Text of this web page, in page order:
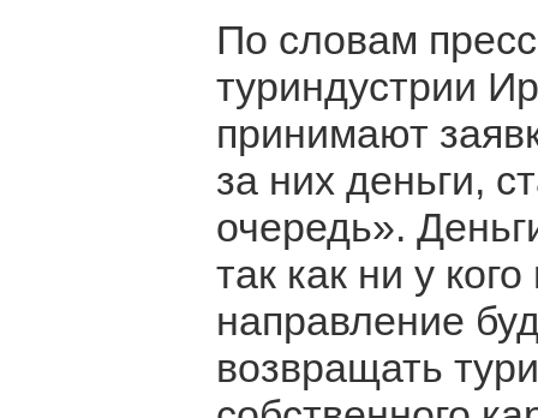
По словам
туриндустрии
принимают
за них деньги,
очередь».
так как ни у
направление
возвращать